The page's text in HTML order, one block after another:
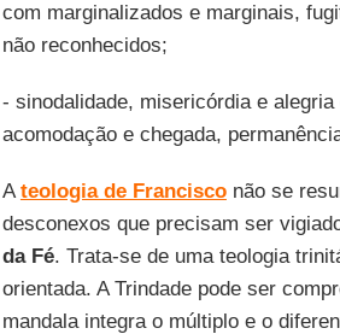
com marginalizados e marginais,
não reconhecidos;
- sinodalidade, misericórdia e
acomodação e chegada,
Ateologia de Francisconão se
desconexos que precisam ser
da Fé. Trata-se de uma teologia
orientada. A Trindade pode ser
mandala integra o múltiplo e o